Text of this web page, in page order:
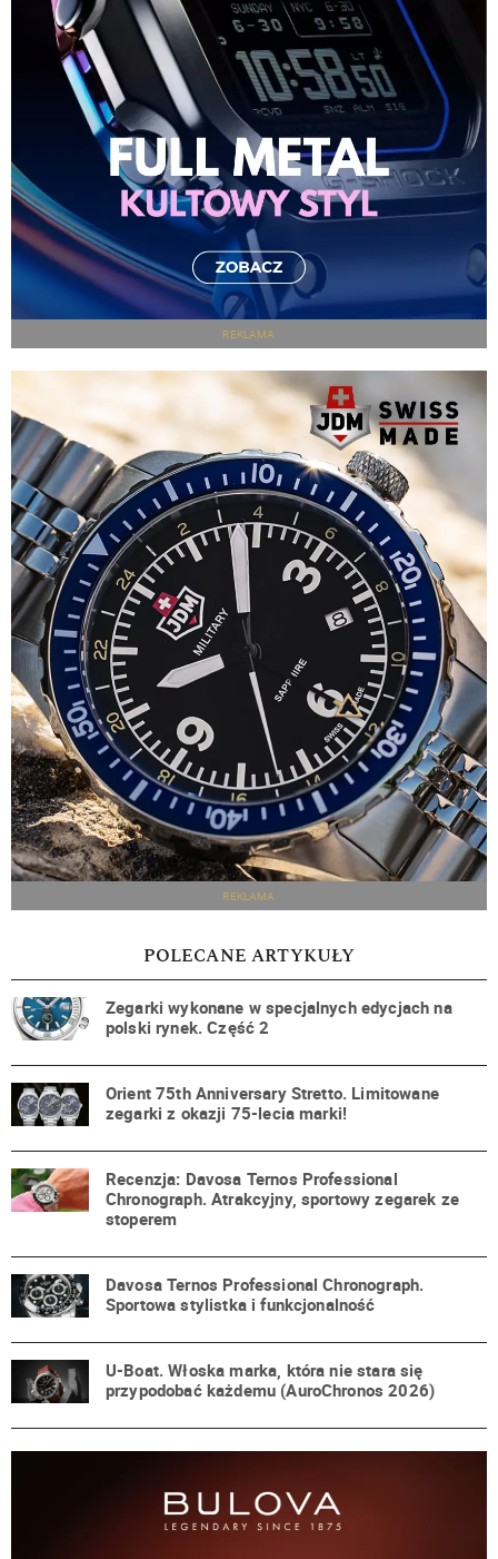
REKLAMA
REKLAMA
POLECANE ARTYKUŁY
Zegarki wykonane w specjalnych edycjach na
polski rynek. Część 2
Orient 75th Anniversary Stretto. Limitowane
zegarki z okazji 75-lecia marki!
Recenzja: Davosa Ternos Professional
Chronograph. Atrakcyjny, sportowy zegarek ze
stoperem
Davosa Ternos Professional Chronograph.
Sportowa stylistka i funkcjonalność
U-Boat. Włoska marka, która nie stara się
przypodobać każdemu (AuroChronos 2026)